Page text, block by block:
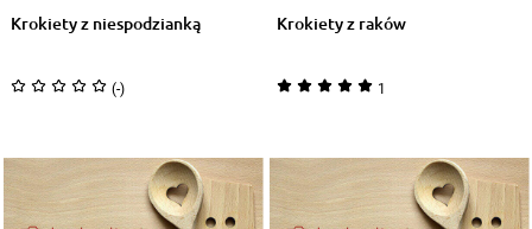
Krokiety z niespodzianką
(-)
Krokiety z raków
1